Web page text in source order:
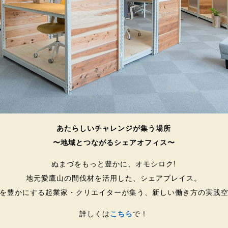
あたらしいチャレンジが集う場所
〜地域とつながるシェアオフィス〜
ぬまづをもっと豊かに、オモシロク!
地元愛鷹山の間伐材を活用した、シェアプレイス。
豊かにする起業家・クリエイターが集う、新しい働き方の実践
詳しくはこちらで！